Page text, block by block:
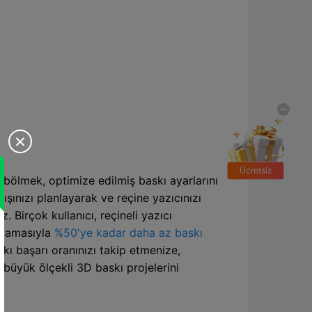
optimize edilmiş baskı ayarlarını
planlayarak ve reçine yazıcınızı
kullanıcı, reçineli yazıcı
%50'ye kadar daha az baskı
başarı oranınızı takip etmenize,
büyük ölçekli 3D baskı projelerini
Ücretsiz
